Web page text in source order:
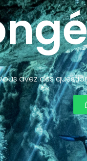
avez des